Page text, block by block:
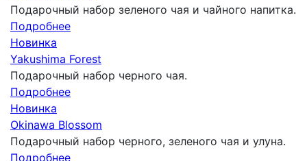
Подарочный набор зеленого чая и чайного напитка.
Подробнее
Новинка
Yakushima Forest
Подарочный набор черного чая.
Подробнее
Новинка
Okinawa Blossom
Подарочный набор черного, зеленого чая и улуна.
Подробнее